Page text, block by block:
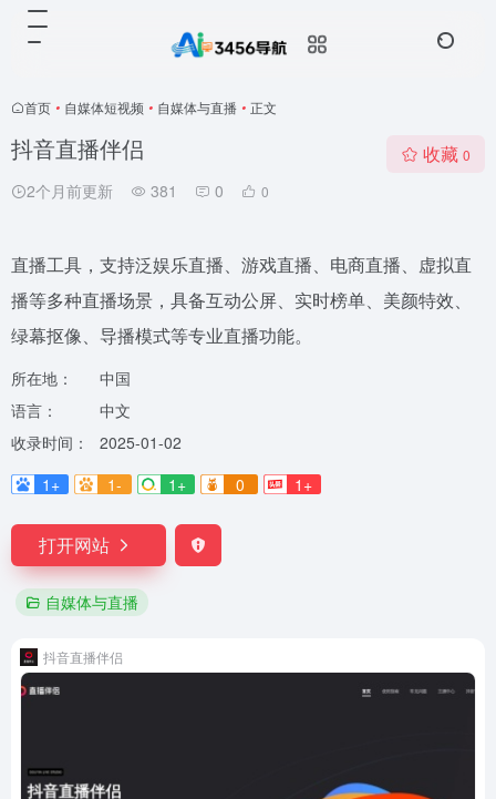
首页 • 自媒体短视频 • 自媒体与直播 • 正文
抖音直播伴侣
2个月前更新 381 0 0
收藏 0
直播工具，支持泛娱乐直播、游戏直播、电商直播、虚拟直
播等多种直播场景，具备互动公屏、实时榜单、美颜特效、
绿幕抠像、导播模式等专业直播功能。
所在地：
中国
语言：
中文
收录时间：
2025-01-02
1+
1- 1+ 0 1+
打开网站
自媒体与直播
抖音直播伴侣